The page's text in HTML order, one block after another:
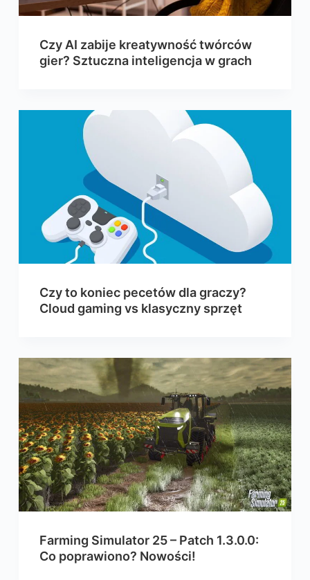
Czy AI zabije kreatywność twórców
gier? Sztuczna inteligencja w grach
Czy to koniec pecetów dla graczy?
Cloud gaming vs klasyczny sprzęt
Farming Simulator 25 – Patch 1.3.0.0:
Co poprawiono? Nowości!